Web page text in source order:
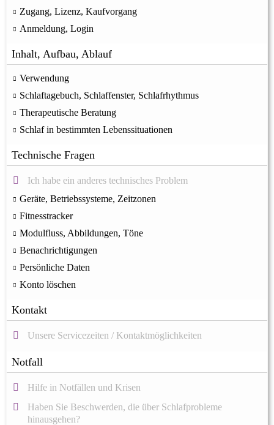
Zugang, Lizenz, Kaufvorgang
Anmeldung, Login
Inhalt, Aufbau, Ablauf
Verwendung
Schlaftagebuch, Schlaffenster, Schlafrhythmus
Therapeutische Beratung
Schlaf in bestimmten Lebenssituationen
Technische Fragen
Ich habe ein anderes technisches Problem
Geräte, Betriebssysteme, Zeitzonen
Fitnesstracker
Modulfluss, Abbildungen, Töne
Benachrichtigungen
Persönliche Daten
Konto löschen
Kontakt
Unsere Servicezeiten / Kontaktmöglichkeiten
Notfall
Hilfe in Notfällen und Krisen
Haben Sie Beschwerden, die über Schlafprobleme
hinausgehen?